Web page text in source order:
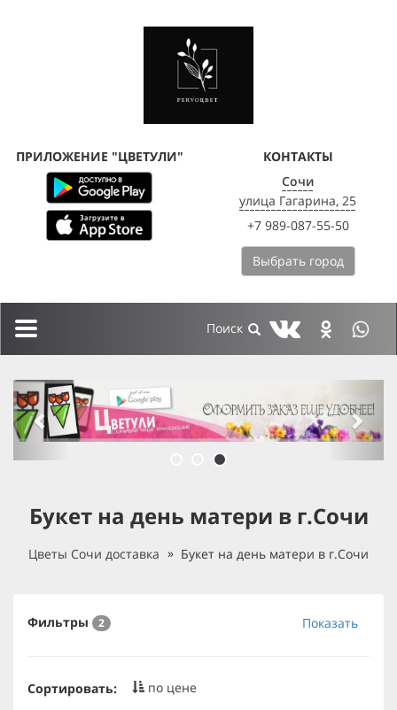
ПРИЛОЖЕНИЕ "ЦВЕТУЛИ"
КОНТАКТЫ
Сочи
улица Гагарина, 25
+7 989-087-55-50
Выбрать город
Toggle
previous
Букет на день матери в г.Сочи
Цветы Сочи доставка Букет на день матери в г.Сочи
Фильтры 2 Показать
Сортировать: по цене